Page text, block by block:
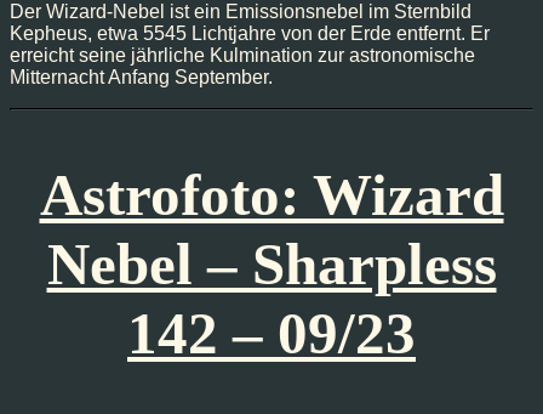
Der Wizard-Nebel ist ein Emissionsnebel im Sternbild
Kepheus, etwa 5545 Lichtjahre von der Erde entfernt. Er
erreicht seine jährliche Kulmination zur astronomische
Mitternacht Anfang September.
Astrofoto: Wizard
Nebel – Sharpless
142 – 09/23